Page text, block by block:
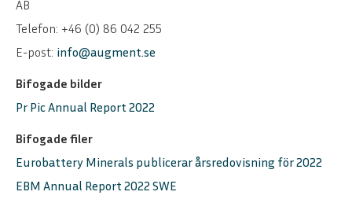
AB
Telefon: +46 (0) 86 042 255
E-post: info@augment.se
Bifogade bilder
Pr Pic Annual Report 2022
Bifogade filer
Eurobattery Minerals publicerar årsredovisning för 2022
EBM Annual Report 2022 SWE